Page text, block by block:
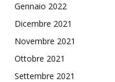
Gennaio 2022
Dicembre 2021
Novembre 2021
Ottobre 2021
Settembre 2021